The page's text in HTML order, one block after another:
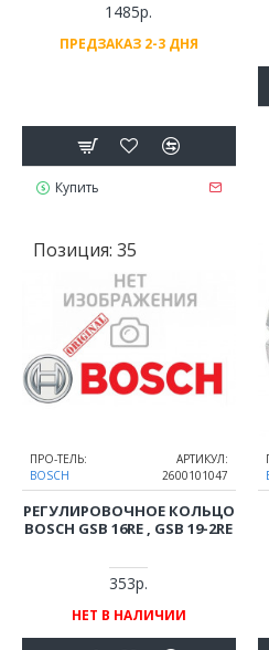
1485р.
ПРЕДЗАКАЗ 2-3 ДНЯ
Купить
Позиция: 35
ПРО-ТЕЛЬ:
BOSCH
АРТИКУЛ:
2600101047
РЕГУЛИРОВОЧНОЕ КОЛЬЦО
BOSCH GSB 16RE , GSB 19-2RE
353р.
НЕТ В НАЛИЧИИ